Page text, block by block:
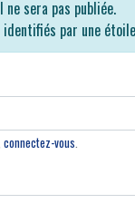
sera pas publiée.
par une étoile
connectez-vous